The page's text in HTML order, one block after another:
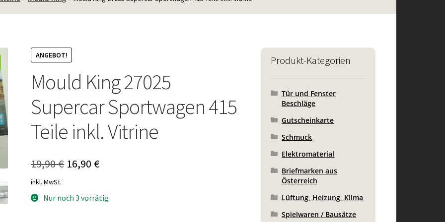
ANGEBOT!
Mould King 27025
Supercar Sportwagen 415
Teile inkl. Vitrine
19,90€ Ursprünglicher
war:
16,90 €Aktueller
ist:
inkl. MwSt.
Nur noch 3 vorrätig
Produkt-Kategorien
Tür und Fenster
Beschläge
Gutscheinkarte
Schmuck
Elektromaterial
Briefmarken aus
Österreich
Lüftung, Heizung, Klima
Spielwaren / Bausätze